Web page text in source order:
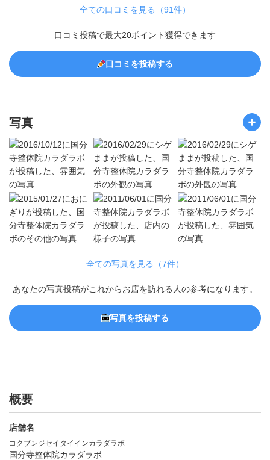
全ての口コミを見る（91件）
口コミ投稿で最大20ポイント獲得できます
口コミを投稿する
写真
全ての写真を見る（7件）
あなたの写真投稿がこれからお店を訪れる人の参考になります。
写真を投稿する
概要
店舗名
コクブンジセイタイインカラダラボ
国分寺整体院カラダラボ